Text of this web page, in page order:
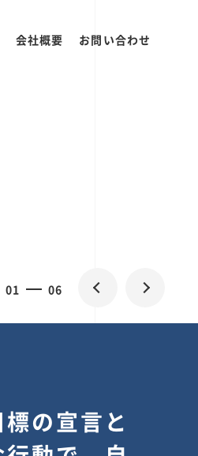
会社概要 お問い合わせ
01 06